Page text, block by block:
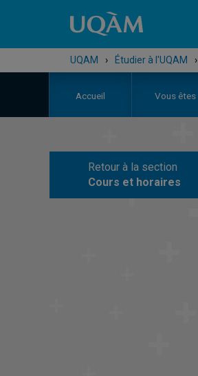
UQAM › Étudier à l'UQAM ›
Accueil Vous êtes
Retour à la section
Cours et horaires